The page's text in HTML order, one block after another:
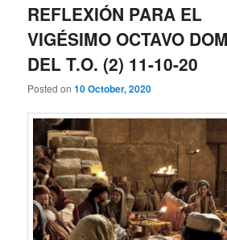
REFLEXIÓN PARA EL
VIGÉSIMO OCTAVO
DEL T.O. (2) 11-10-20
Posted on10 October, 2020